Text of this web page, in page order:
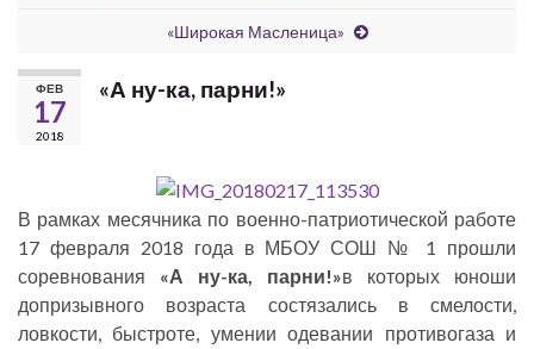
«Широкая Масленица»
ФЕВ
17
2018
«А ну-ка, парни!»
В рамках месячника по военно-патриотической работе
17 февраля 2018 года в МБОУ СОШ № 1 прошли
соревнования «А ну-ка, парни!»в которых юноши
допризывного возраста состязались в смелости,
ловкости, быстроте, умении одевании противогаза и